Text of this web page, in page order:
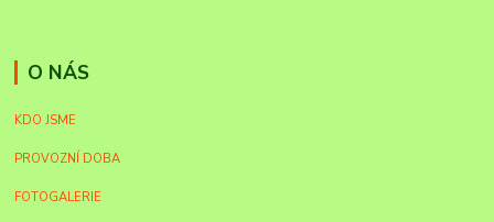
O NÁS
KDO JSME
PROVOZNÍ DOBA
FOTOGALERIE